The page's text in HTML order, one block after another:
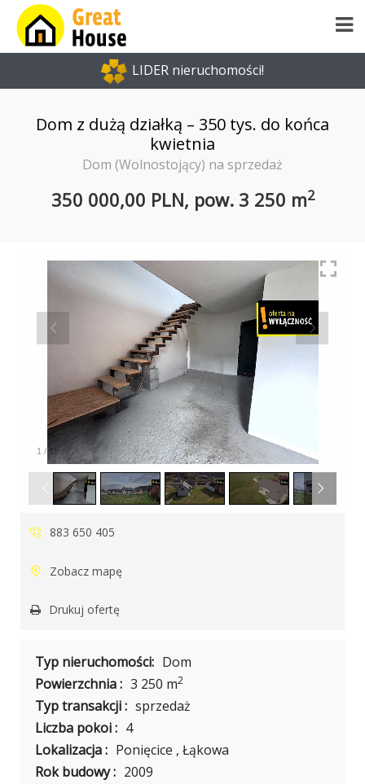
Dom z dużą działką – 350 tys. do końca
kwietnia
Dom (Wolnostojący) na sprzedaż
350 000,00 PLN, pow.3 250 m2
1 / 18
883 650 405
Zobacz mapę
Drukuj ofertę
Typ nieruchomości: Dom
Powierzchnia : 3 250 m2
Typ transakcji : sprzedaż
Liczba pokoi : 4
Lokalizacja : Ponięcice , Łąkowa
Rok budowy : 2009
LIDER nieruchomości!